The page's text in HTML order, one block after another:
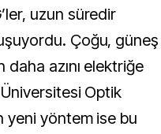
uzun süredir
Çoğu, güneş
daha azını elektriğe
Optik
yeni yöntem ise bu